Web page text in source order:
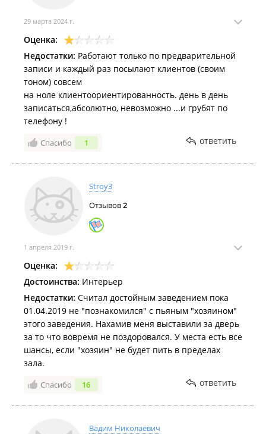
29 марта 2024 г.
Оценка:
Недостатки: Работают только по предварительной
записи и каждый раз посылают клиентов (своим
тоном) совсем
на ноле клиентоориентированность. день в день
записаться,абсолютно, невозможно ...и грубят по
телефону !
Спасибо 1 ответить
Stroy3
Отзывов2
1 апреля 2019 г.
Оценка:
Достоинства: Интерьер
Недостатки: Считал достойным заведением пока
01.04.2019 не "познакомился" с пьяным "хозяином"
этого заведения. Нахамив меня выставили за дверь
за то что вовремя не поздоровался. У места есть все
шансы, если "хозяин" не будет пить в пределах
зала.
Спасибо 16 ответить
Вадим Николаевич